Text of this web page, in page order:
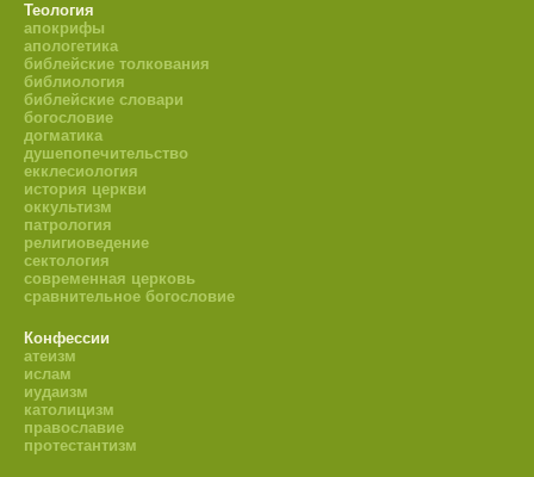
Теология
апокрифы
апологетика
библейские толкования
библиология
библейские словари
богословие
догматика
душепопечительство
екклесиология
история церкви
оккультизм
патрология
религиоведение
сектология
современная церковь
сравнительное богословие
Конфессии
атеизм
ислам
иудаизм
католицизм
православие
протестантизм